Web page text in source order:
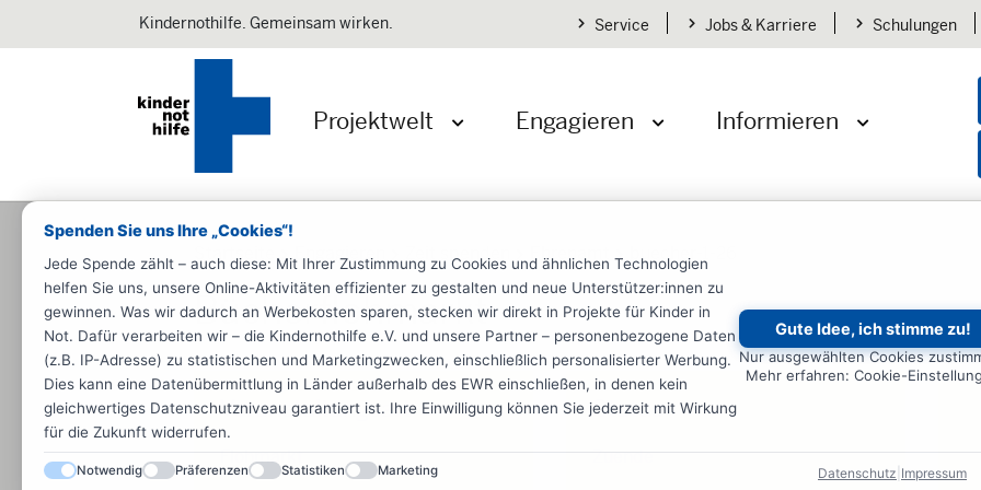
Spenden Sie uns Ihre „Cookies“!
Jede Spende zählt – auch diese: Mit Ihrer Zustimmung zu Cookies und ähnlichen Technologien
helfen Sie uns, unsere Online-Aktivitäten effizienter zu gestalten und neue Unterstützer:innen zu
gewinnen. Was wir dadurch an Werbekosten sparen, stecken wir direkt in Projekte für Kinder in
Not. Dafür verarbeiten wir – die Kindernothilfe e.V. und unsere Partner – personenbezogene Daten
(z.B. IP-Adresse) zu statistischen und Marketingzwecken, einschließlich personalisierter Werbung.
Dies kann eine Datenübermittlung in Länder außerhalb des EWR einschließen, in denen kein
gleichwertiges Datenschutzniveau garantiert ist. Ihre Einwilligung können Sie jederzeit mit Wirkung
für die Zukunft widerrufen.
Gute Idee, ich stimme zu!
Nur ausgewählten Cookies
Mehr erfahren: Cookie-
Notwendig Präferenzen Statistiken Marketing Datenschutz Impressum
Kindernothilfe. Gemeinsam wirken. Service Jobs & Karriere Schulungen
Projektwelt Engagieren Informieren
Startseite Engagieren Zeit spenden Ehrenamt buecher-1-26
Bücherflohmarkt
Veranstaltungsart
Flohmarkt
Status
Zuende